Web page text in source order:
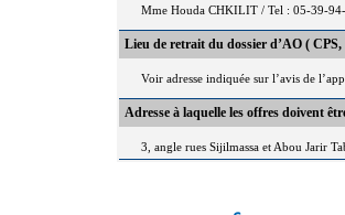
Mme Houda CHKILIT / Tel : 05-39-
Lieu de retrait du dossier d’AO ( CPS,
Voir adresse indiquée sur l’avis de
Adresse à laquelle les offres doivent
3, angle rues Sijilmassa et Abou Jarir